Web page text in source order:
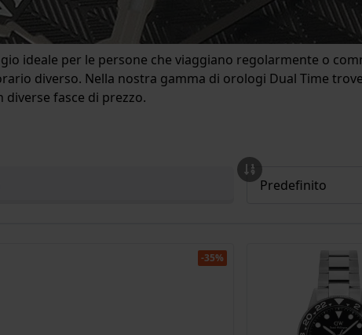
ideale per le persone che viaggiano regolarmente o
diverso. Nella nostra gamma di orologi Dual Time
fasce di prezzo.
-35%